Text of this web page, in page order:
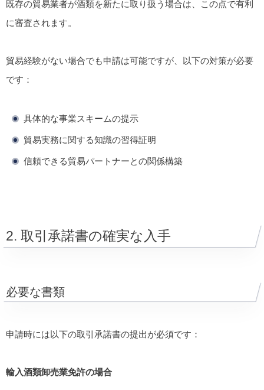
既存の貿易業者が酒類を新たに取り扱う場合は、この点で有利
に審査されます。
貿易経験がない場合でも申請は可能ですが、以下の対策が必要
です：
具体的な事業スキームの提示
貿易実務に関する知識の習得証明
信頼できる貿易パートナーとの関係構築
2. 取引承諾書の確実な入手
必要な書類
申請時には以下の取引承諾書の提出が必須です：
輸入酒類卸売業免許の場合